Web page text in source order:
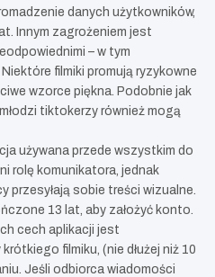
danych użytkowników,
Innym zagrożeniem jest
– w tym
filmiki promują ryzykowne
wzorce piękna. Podobnie jak
tiktokerzy również mogą
używana przede wszystkim do
rolę komunikatora, jednak
sobie treści wizualne.
13 lat, aby założyć konto.
cech aplikacji jest
filmiku, (nie dłużej niż 10
Jeśli odbiorca wiadomości